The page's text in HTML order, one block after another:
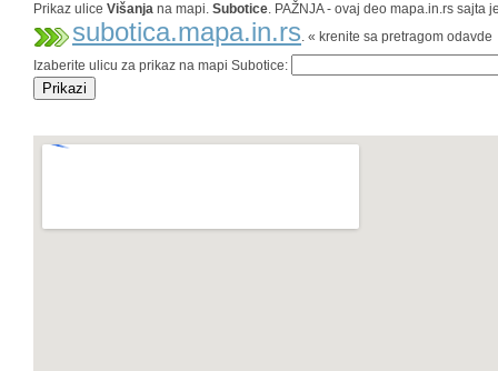
Prikaz ulice Višanja na mapi. Subotice. PAŽNJA - ovaj deo mapa.in.rs sajta
subotica.mapa.in.rs. « krenite sa pretragom odavde
Izaberite ulicu za prikaz na mapi Subotice: